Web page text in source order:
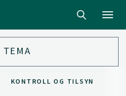
TEMA
KONTROLL OG TILSYN